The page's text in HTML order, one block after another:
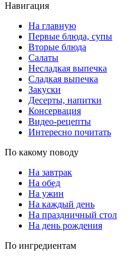
Навигация
На главную
Первые блюда, супы
Вторые блюда
Салаты
Несладкая выпечка
Сладкая выпечка
Закуски
Десерты, напитки
Консервация
Видео-рецепты
Интересно почитать
По какому поводу
На завтрак
На обед
На ужин
На каждый день
На праздничный стол
На день рождения
По ингредиентам